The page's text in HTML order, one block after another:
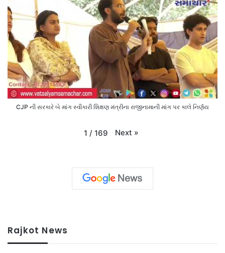
CJP ની સરકારે બે માંગ સ્વીકારી શિક્ષણ મંત્રીના રાજીનામાની માંગ પર કાલે નિર્ણય
1 / 169 Next »
Rajkot News